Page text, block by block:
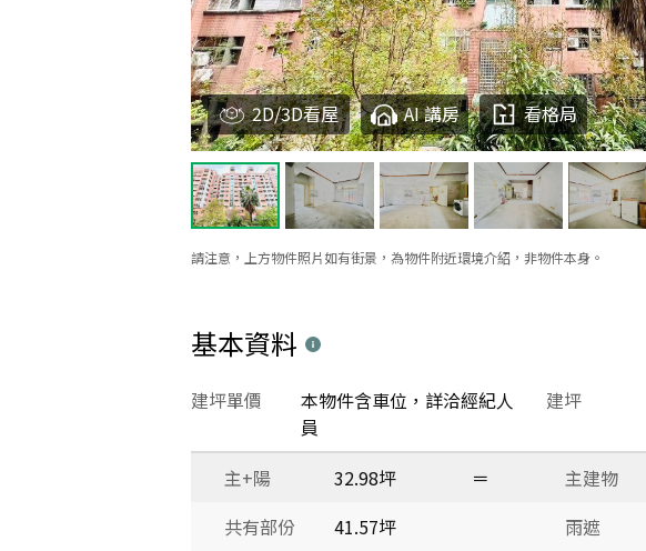
請注意，上方物件照片如有街景，為物件附近環境介紹，非物件本身。
2D/3D看屋 AI 講房 看格局
基本資料
建坪
建坪單價
本物件含車位，詳洽經紀人
員
主+陽 32.98坪 ＝ 主建物
共有部份
41.57坪 雨遮